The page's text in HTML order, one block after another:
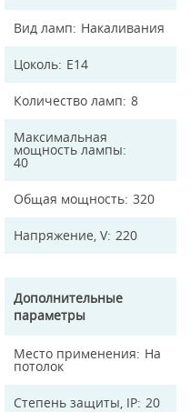
Вид ламп Накаливания
Цоколь E14
Количество ламп 8
Максимальная
мощность лампы
40
Общая мощность 320
Напряжение, V 220
Дополнительные
параметры
Место применения На
потолок
Степень защиты, IP 20